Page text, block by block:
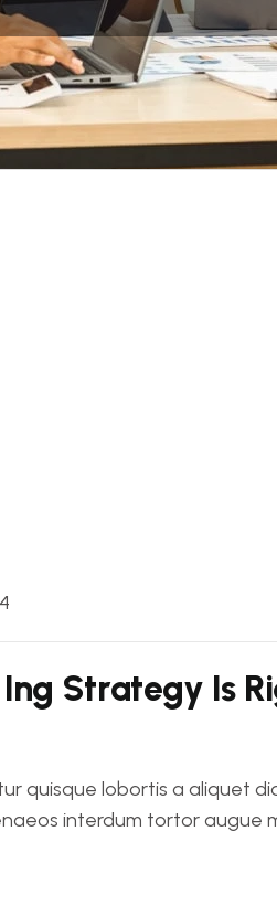
Ing Strategy Is Ri
quisque lobortis a aliquet
interdum tortor augue